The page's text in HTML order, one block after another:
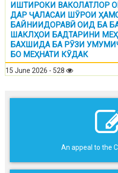
ИШТИРОКИ ВАКОЛАТЛОР
ДАР ҶАЛАСАИ ШӮРОИ
БАЙНИИДОРАВӢ ОИД БА
ШАКЛҲОИ БАДТАРИНИ
БАХШИДА БА РӮЗИ
БО МЕҲНАТИ КӮДАК
15 June 2026 - 528
An appeal to the